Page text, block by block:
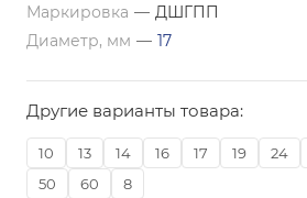
Маркировка — ДШГПП
Диаметр, мм — 17
Другие варианты товара:
10 13 14 16 17 19 24
50
60 8